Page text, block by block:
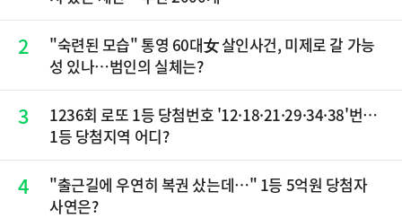
2
"숙련된 모습" 통영 60대女 살인사건, 미제로 갈 가능
성 있나…범인의 실체는?
3
1236회 로또 1등 당첨번호 '12·18·21·29·34·38'번…
1등 당첨지역 어디?
4
"출근길에 우연히 복권 샀는데…" 1등 5억원 당첨자
사연은?